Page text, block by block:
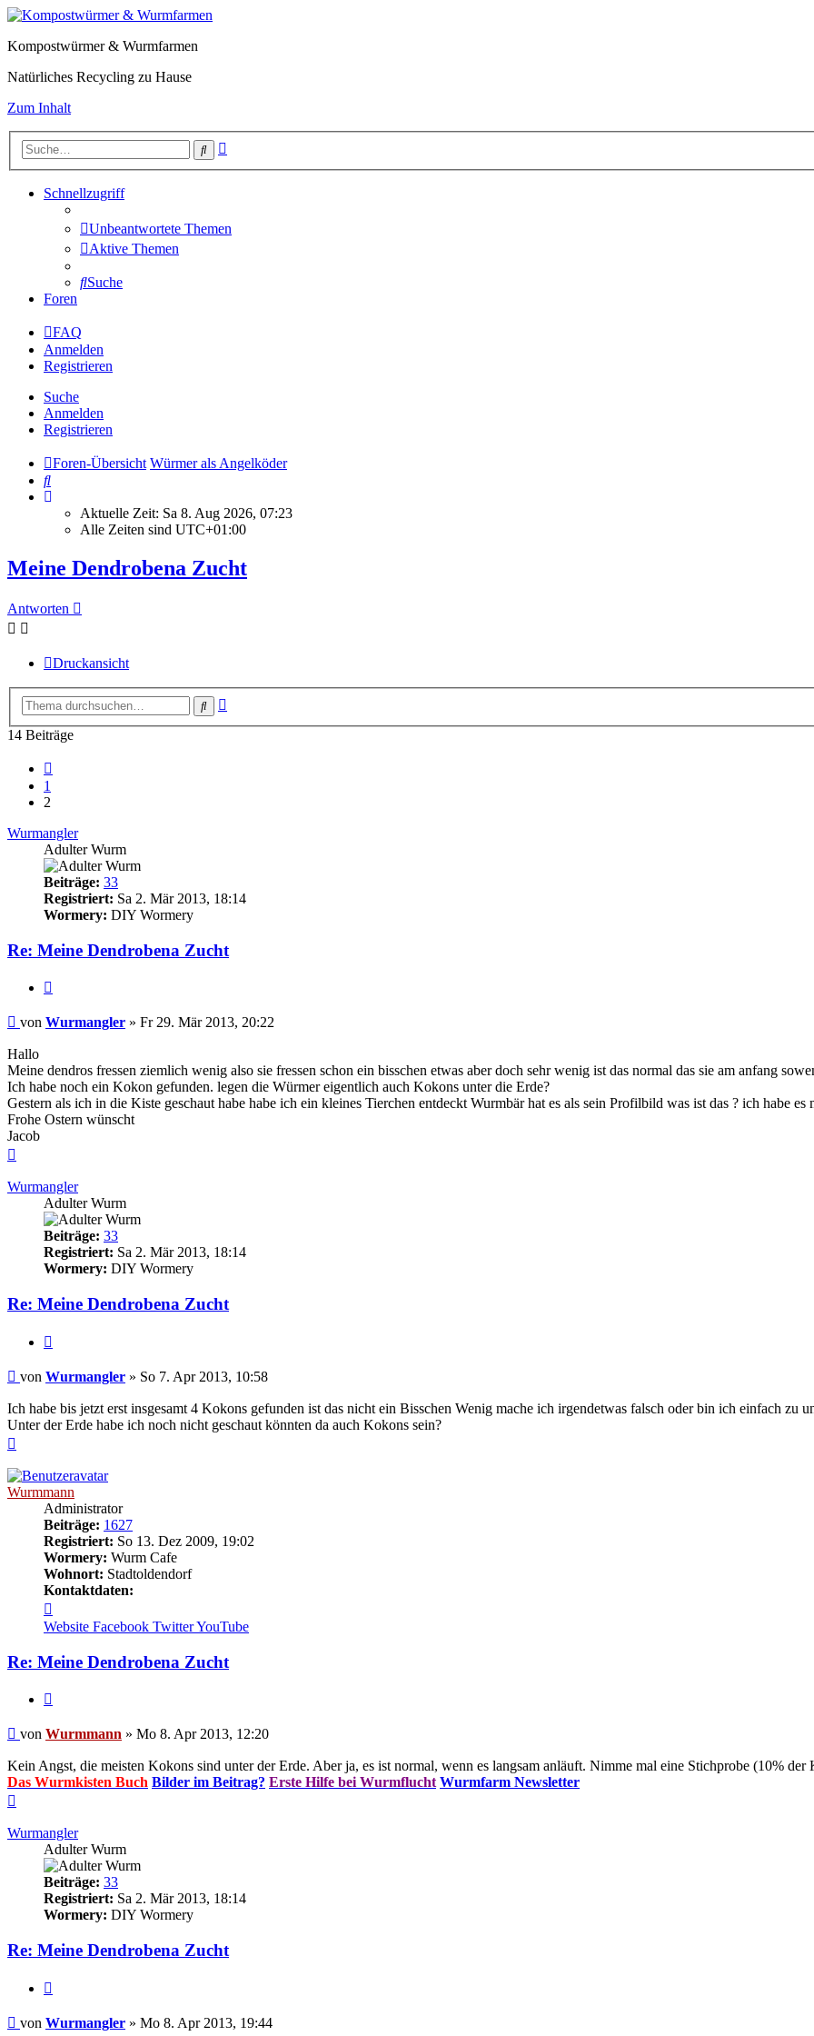
Kompostwürmer & Wurmfarmen
Natürliches Recycling zu Hause
Zum Inhalt
Suche
Schnellzugriff
Unbeantwortete Themen
Aktive Themen
Suche
Foren
FAQ
Anmelden
Registrieren
Suche
Anmelden
Registrieren
Foren-Übersicht Würmer als Angelköder
Suche
Aktuelle Zeit: Sa 8. Aug 2026, 07:23
Alle Zeiten sind UTC+01:00
Meine Dendrobena Zucht
Antworten
Druckansicht
Suche
14 Beiträge
1
2
Wurmangler
Adulter Wurm
Beiträge: 33
Registriert: Sa 2. Mär 2013, 18:14
Wormery: DIY Wormery
Re: Meine Dendrobena Zucht
Beitrag
von Wurmangler » Fr 29. Mär 2013, 20:22
Hallo
Meine dendros fressen ziemlich wenig also sie fressen schon ein bisschen etwas aber doch sehr wenig ist das normal das sie am anfang
Ich habe noch ein Kokon gefunden. legen die Würmer eigentlich auch Kokons unter die Erde?
Gestern als ich in die Kiste geschaut habe habe ich ein kleines Tierchen entdeckt Wurmbär hat es als sein Profilbild was ist das ? ich habe
Frohe Ostern wünscht
Jacob
Wurmangler
Adulter Wurm
Beiträge: 33
Registriert: Sa 2. Mär 2013, 18:14
Wormery: DIY Wormery
Re: Meine Dendrobena Zucht
Beitrag
von Wurmangler » So 7. Apr 2013, 10:58
Ich habe bis jetzt erst insgesamt 4 Kokons gefunden ist das nicht ein Bisschen Wenig mache ich irgendetwas falsch oder bin ich einfach zu
Unter der Erde habe ich noch nicht geschaut könnten da auch Kokons sein?
Wurmmann
Administrator
Beiträge: 1627
Registriert: So 13. Dez 2009, 19:02
Wormery: Wurm Cafe
Wohnort: Stadtoldendorf
Kontaktdaten:
von
Wurmmann
Website Facebook TwitterYouTube
Re: Meine Dendrobena Zucht
Beitrag
von Wurmmann » Mo 8. Apr 2013, 12:20
Kein Angst, die meisten Kokons sind unter der Erde. Aber ja, es ist normal, wenn es langsam anläuft. Nimme mal eine Stichprobe (10% der
Das Wurmkisten Buch Bilder im Beitrag? Erste Hilfe bei Wurmflucht Wurmfarm Newsletter
Wurmangler
Adulter Wurm
Beiträge: 33
Registriert: Sa 2. Mär 2013, 18:14
Wormery: DIY Wormery
Re: Meine Dendrobena Zucht
Beitrag
von Wurmangler » Mo 8. Apr 2013, 19:44